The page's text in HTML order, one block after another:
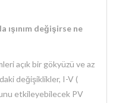
ışınım değişirse ne
açık bir gökyüzü ve az
değişiklikler, I-V (
etkileyebilecek PV